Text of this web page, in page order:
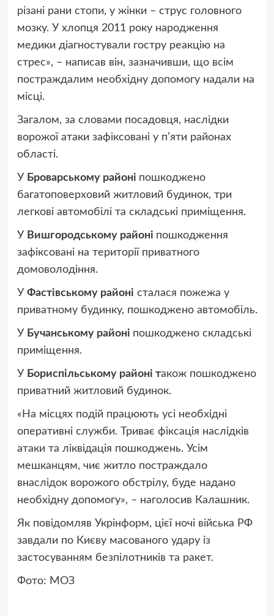
різані рани стопи, у жінки – струс головного
мозку. У хлопця 2011 року народження
медики діагностували гостру реакцію на
стрес», – написав він, зазначивши, що всім
постраждалим необхідну допомогу надали на
місці.
Загалом, за словами посадовця, наслідки
ворожої атаки зафіксовані у п’яти районах
області.
У Броварському районі пошкоджено
багатоповерховий житловий будинок, три
легкові автомобілі та складські приміщення.
У Вишгородському районі пошкодження
зафіксовані на території приватного
домоволодіння.
У Фастівському районі сталася пожежа у
приватному будинку, пошкоджено автомобіль.
У Бучанському районі пошкоджено складські
приміщення.
У Бориспільському районі також пошкоджено
приватний житловий будинок.
«На місцях подій працюють усі необхідні
оперативні служби. Триває фіксація наслідків
атаки та ліквідація пошкоджень. Усім
мешканцям, чиє житло постраждало
внаслідок ворожого обстрілу, буде надано
необхідну допомогу», – наголосив Калашник.
Як повідомляв Укрінформ, цієї ночі війська РФ
завдали по Києву масованого удару із
застосуванням безпілотників та ракет.
Фото: МОЗ